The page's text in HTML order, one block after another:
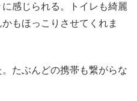
感じられる。トイレも綺麗
もほっこりさせてくれま
たぶんどの携帯も繋がらな